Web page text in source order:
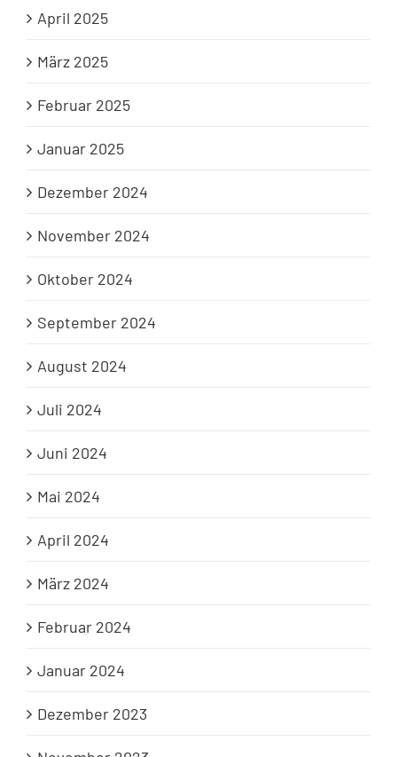
April 2025
März 2025
Februar 2025
Januar 2025
Dezember 2024
November 2024
Oktober 2024
September 2024
August 2024
Juli 2024
Juni 2024
Mai 2024
April 2024
März 2024
Februar 2024
Januar 2024
Dezember 2023